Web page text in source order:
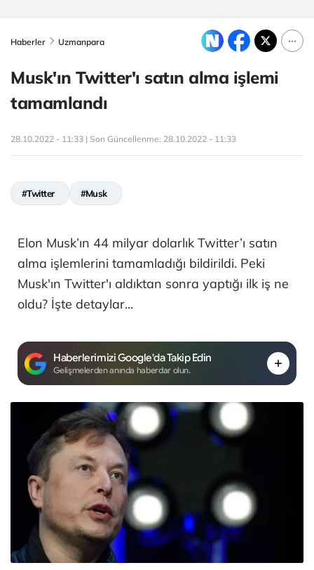
Haberler Uzmanpara
Musk'ın Twitter'ı satın alma işlemi
tamamlandı
28.10.2022 - 11:33 | Son Güncellenme: 28.10.2022 - 11:33
#Twitter #Musk
Elon Musk’ın 44 milyar dolarlık Twitter’ı satın
alma işlemlerini tamamladığı bildirildi. Peki
Musk'ın Twitter'ı aldıktan sonra yaptığı ilk iş ne
oldu? İşte detaylar...
Haberlerimizi Google'da Takip Edin
Gelişmelerden anında haberdar olun.